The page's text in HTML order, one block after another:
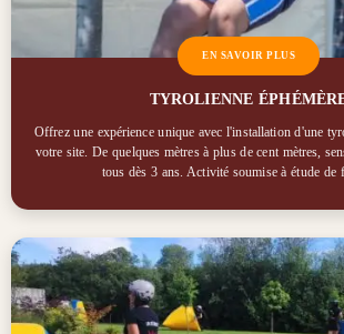
EN SAVOIR PLUS
TYROLIENNE
Offrez une expérience unique avec l'installation d'une
votre site. De quelques mètres à plus de cent mètres,
tous dès 3 ans. Activité soumise à étude de